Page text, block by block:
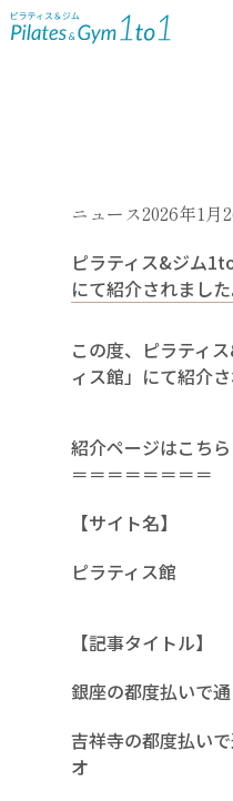
ニュース2026年1月
ピラティス&ジム
にて紹介されました
この度、ピラティ
ィス館」にて紹介さ
紹介ページはこちら
＝＝＝＝＝＝＝＝
【サイト名】
ピラティス館
【記事タイトル】
銀座の都度払いで
吉祥寺の都度払い
オ